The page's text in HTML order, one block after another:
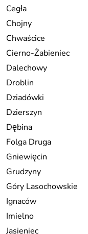
Cegła
Chojny
Chwaścice
Cierno-Żabieniec
Dalechowy
Droblin
Dziadówki
Dzierszyn
Dębina
Folga Druga
Gniewięcin
Grudzyny
Góry Lasochowskie
Ignaców
Imielno
Jasieniec